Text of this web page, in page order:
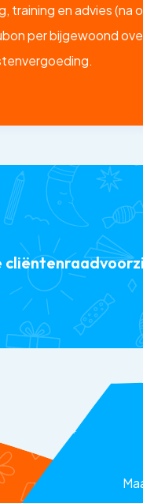
training en advies (na
per bijgewoond